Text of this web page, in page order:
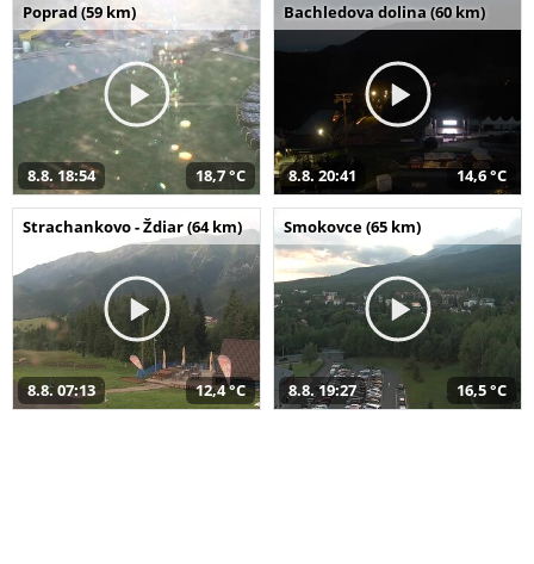
Poprad (59 km)
8.8. 18:54 18,7 °C
Bachledova dolina (60 km)
8.8. 20:41 14,6 °C
Strachankovo - Ždiar (64 km)
8.8. 07:13 12,4 °C
Smokovce (65 km)
8.8. 19:27 16,5 °C